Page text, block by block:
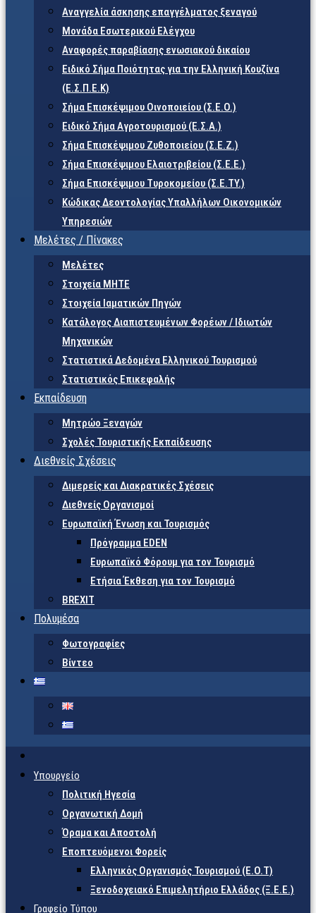
Αναγγελία άσκησης επαγγέλματος ξεναγού
Μονάδα Εσωτερικού Ελέγχου
Αναφορές παραβίασης ενωσιακού δικαίου
Ειδικό Σήμα Ποιότητας για την Ελληνική Κουζίνα
(Ε.Σ.Π.Ε.Κ)
Σήμα Επισκέψιμου Οινοποιείου (Σ.Ε.Ο.)
Ειδικό Σήμα Αγροτουρισμού (Ε.Σ.Α.)
Σήμα Επισκέψιμου Ζυθοποιείου (Σ.Ε.Ζ.)
Σήμα Επισκέψιμου Ελαιοτριβείου (Σ.Ε.Ε.)
Σήμα Επισκέψιμου Τυροκομείου (Σ.Ε.TY.)
Κώδικας Δεοντολογίας Υπαλλήλων Οικονομικών
Υπηρεσιών
Μελέτες / Πίνακες
Μελέτες
Στοιχεία ΜΗΤΕ
Στοιχεία Ιαματικών Πηγών
Κατάλογος Διαπιστευμένων Φορέων / Ιδιωτών
Μηχανικών
Στατιστικά Δεδομένα Ελληνικού Τουρισμού
Στατιστικός Επικεφαλής
Εκπαίδευση
Μητρώο Ξεναγών
Σχολές Τουριστικής Εκπαίδευσης
Διεθνείς Σχέσεις
Διμερείς και Διακρατικές Σχέσεις
Διεθνείς Οργανισμοί
Ευρωπαϊκή Ένωση και Τουρισμός
Πρόγραμμα EDEN
Ευρωπαϊκό Φόρουμ για τον Τουρισμό
Ετήσια Έκθεση για τον Τουρισμό
BREXIT
Πολυμέσα
Φωτογραφίες
Βίντεο
Υπουργείο
Πολιτική Ηγεσία
Οργανωτική Δομή
Όραμα και Αποστολή
Εποπτευόμενοι Φορείς
Eλληνικός Οργανισμός Τουρισμού (Ε.Ο.Τ)
Ξενοδοχειακό Επιμελητήριο Ελλάδος (Ξ.Ε.Ε.)
Γραφείο Τύπου